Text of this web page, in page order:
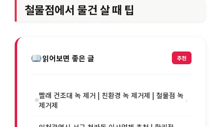
철물점에서 물건 살 때 팁
읽어보면 좋은 글 추천
빨래 건조대 녹 제거 | 친환경 녹 제거제 | 철물점 녹
제거제
›